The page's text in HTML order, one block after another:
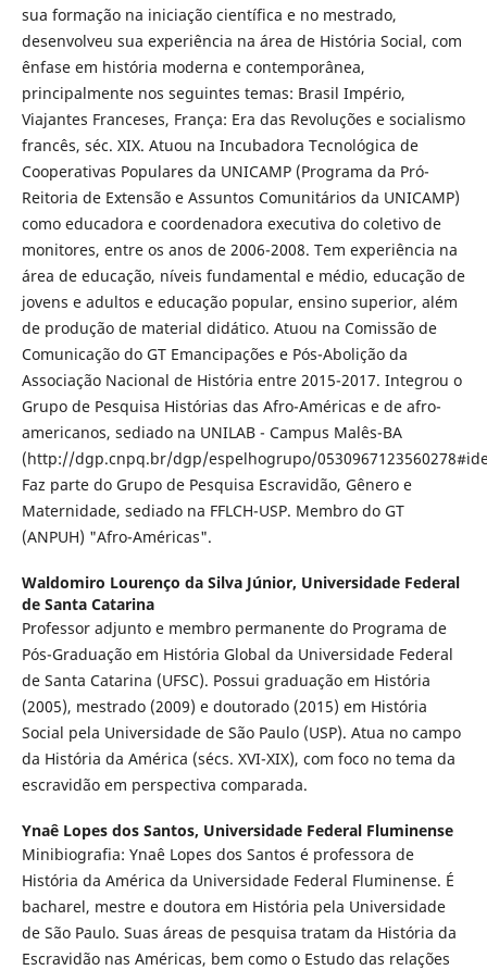
sua formação na iniciação científica e no mestrado,
desenvolveu sua experiência na área de História Social, com
ênfase em história moderna e contemporânea,
principalmente nos seguintes temas: Brasil Império,
Viajantes Franceses, França: Era das Revoluções e socialismo
francês, séc. XIX. Atuou na Incubadora Tecnológica de
Cooperativas Populares da UNICAMP (Programa da Pró-
Reitoria de Extensão e Assuntos Comunitários da UNICAMP)
como educadora e coordenadora executiva do coletivo de
monitores, entre os anos de 2006-2008. Tem experiência na
área de educação, níveis fundamental e médio, educação de
jovens e adultos e educação popular, ensino superior, além
de produção de material didático. Atuou na Comissão de
Comunicação do GT Emancipações e Pós-Abolição da
Associação Nacional de História entre 2015-2017. Integrou o
Grupo de Pesquisa Histórias das Afro-Américas e de afro-
americanos, sediado na UNILAB - Campus Malês-BA
(http://dgp.cnpq.br/dgp/espelhogrupo/
Faz parte do Grupo de Pesquisa Escravidão, Gênero e
Maternidade, sediado na FFLCH-USP. Membro do GT
(ANPUH) "Afro-Américas".
Waldomiro Lourenço da Silva Júnior, Universidade Federal
de Santa Catarina
Professor adjunto e membro permanente do Programa de
Pós-Graduação em História Global da Universidade Federal
de Santa Catarina (UFSC). Possui graduação em História
(2005), mestrado (2009) e doutorado (2015) em História
Social pela Universidade de São Paulo (USP). Atua no campo
da História da América (sécs. XVI-XIX), com foco no tema da
escravidão em perspectiva comparada.
Ynaê Lopes dos Santos, Universidade Federal Fluminense
Minibiografia: Ynaê Lopes dos Santos é professora de
História da América da Universidade Federal Fluminense. É
bacharel, mestre e doutora em História pela Universidade
de São Paulo. Suas áreas de pesquisa tratam da História da
Escravidão nas Américas, bem como o Estudo das relações